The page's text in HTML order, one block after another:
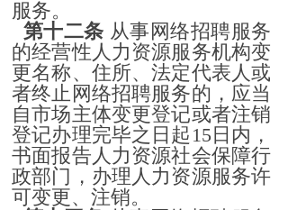
服务。
第十二条 从事网络招聘服务
的经营性人力资源服务机构变
更名称、住所、法定代表人或
者终止网络招聘服务的，应当
自市场主体变更登记或者注销
登记办理完毕之日起15日内，
书面报告人力资源社会保障行
政部门，办理人力资源服务许
可变更、注销。